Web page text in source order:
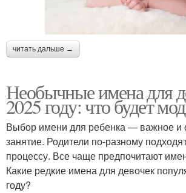
читать дальше →
Необычные имена для
2025 году: что будет
Выбор имени для ребенка — важное и
занятие. Родители по-разному
процессу. Все чаще предпочитают
Какие редкие имена для девочек
году?